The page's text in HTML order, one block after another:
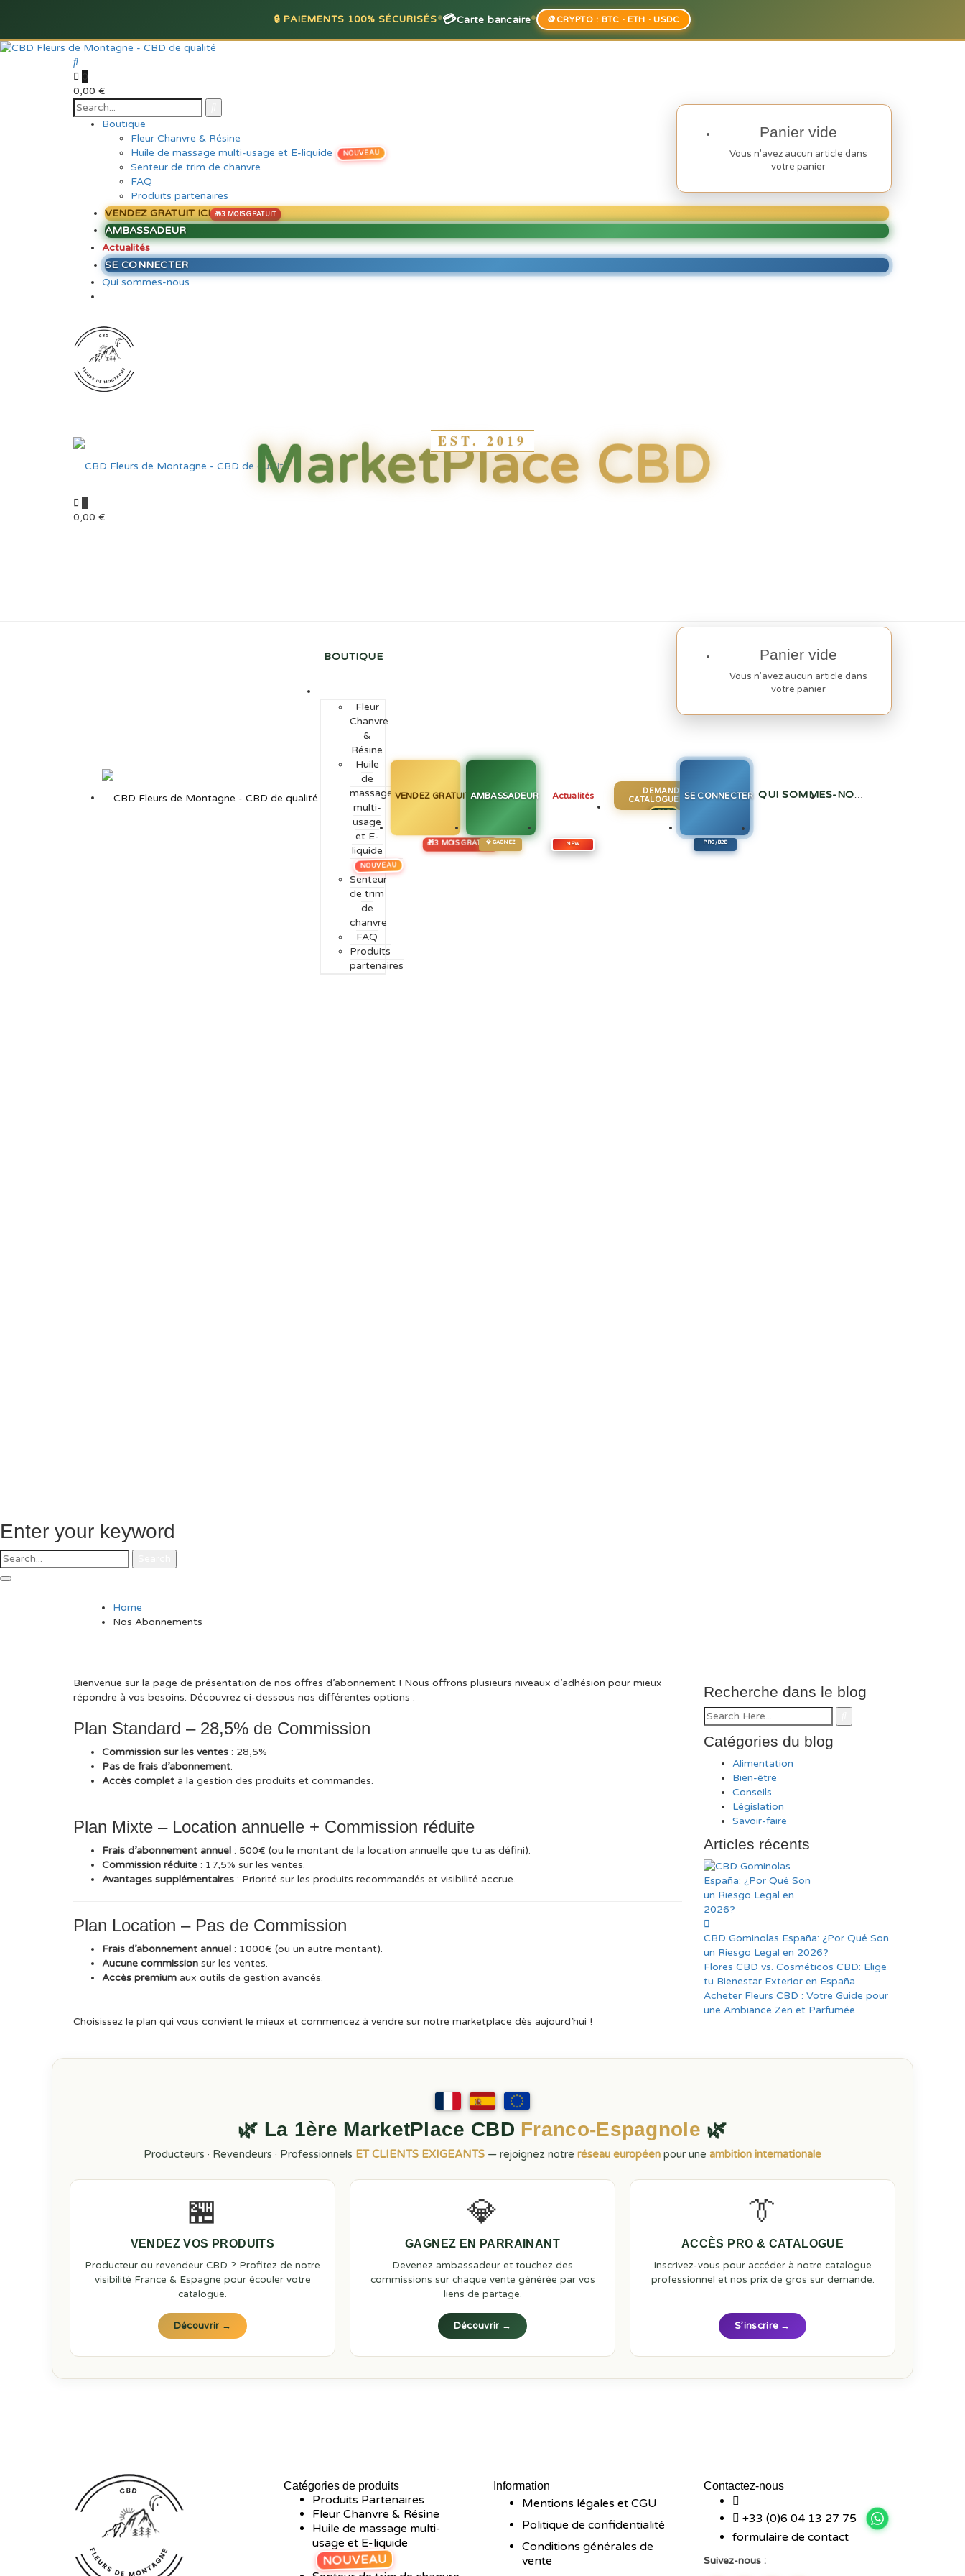
🔒 PAIEMENTS 100% SÉCURISÉS•💳Carte bancaire• 🪙 CRYPTO : BTC · ETH · USDC
0
0,00 €
Panier vide
Vous n'avez aucun article dans
votre panier
Boutique
Fleur Chanvre & Résine
Huile de massage multi-usage et E-liquide
NOUVEAU
Senteur de trim de chanvre
FAQ
Produits partenaires
VENDEZ GRATUIT ICI
AMBASSADEUR
Actualités
SE CONNECTER
Qui sommes-nous
0,00 €
Panier vide
Vous n'avez aucun article dans
votre panier
BOUTIQUE
Fleur
Chanvre
&
Résine
Huile
de
massage
multi-
usage
et E-
liquide
NOUVEAU
Senteur
de trim
de
chanvre
FAQ
Produits
partenaires
VENDEZ GRATUIT ICIAMBASSADEUR Actualités
DEMANDE
CATALOGUE PROSE CONNECTER QUI SOMMES-NOUS
Enter your keyword
Home
Nos Abonnements
Bienvenue sur la page de présentation de nos offres d’abonnement ! Nous offrons plusieurs niveaux d’adhésion pour mieux
répondre à vos besoins. Découvrez ci-dessous nos différentes options :
Plan Standard – 28,5% de Commission
Commission sur les ventes : 28,5%
Pas de frais d’abonnement.
Accès complet à la gestion des produits et commandes.
Plan Mixte – Location annuelle + Commission réduite
Frais d’abonnement annuel : 500€ (ou le montant de la location annuelle que tu as défini).
Commission réduite : 17,5% sur les ventes.
Avantages supplémentaires : Priorité sur les produits recommandés et visibilité accrue.
Plan Location – Pas de Commission
Frais d’abonnement annuel : 1000€ (ou un autre montant).
Aucune commission sur les ventes.
Accès premium aux outils de gestion avancés.
Choisissez le plan qui vous convient le mieux et commencez à vendre sur notre marketplace dès aujourd’hui !
Recherche dans le blog
Catégories du blog
Alimentation
Bien-être
Conseils
Législation
Savoir-faire
Articles récents
CBD Gominolas España: ¿Por Qué Son
un Riesgo Legal en 2026?
Flores CBD vs. Cosméticos CBD: Elige
tu Bienestar Exterior en España
Acheter Fleurs CBD : Votre Guide pour
une Ambiance Zen et Parfumée
🌿 La 1ère MarketPlace CBD Franco-Espagnole 🌿
Producteurs · Revendeurs · Professionnels ET CLIENTS EXIGEANTS — rejoignez notre réseau européen pour une ambition internationale
🏪
VENDEZ VOS PRODUITS
Producteur ou revendeur CBD ? Profitez de notre
visibilité France & Espagne pour écouler votre
catalogue.
Découvrir →
💎
GAGNEZ EN PARRAINANT
Devenez ambassadeur et touchez des
commissions sur chaque vente générée par vos
liens de partage.
Découvrir →
👔
ACCÈS PRO & CATALOGUE
Inscrivez-vous pour accéder à notre catalogue
professionnel et nos prix de gros sur demande.
S’inscrire →
Catégories de produits
Produits Partenaires
Fleur Chanvre & Résine
Huile de massage multi-
usage et E-liquide
NOUVEAU
Information
Mentions légales et CGU
Politique de confidentialité
Conditions générales de
vente
Contactez-nous
+33 (0)6 04 13 27 75
formulaire de contact
Suivez-nous :